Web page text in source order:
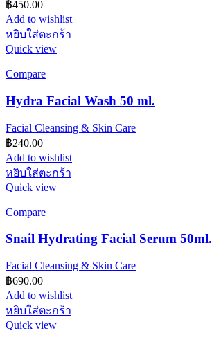
฿450.00
Add to wishlist
หยิบใส่ตะกร้า
Quick view
Compare
Hydra Facial Wash 50 ml.
Facial Cleansing & Skin Care
฿240.00
Add to wishlist
หยิบใส่ตะกร้า
Quick view
Compare
Snail Hydrating Facial Serum 50ml.
Facial Cleansing & Skin Care
฿690.00
Add to wishlist
หยิบใส่ตะกร้า
Quick view